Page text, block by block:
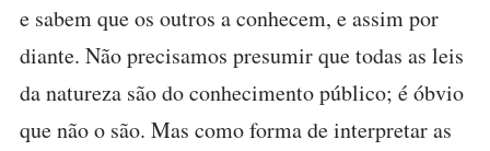
e sabem que os outros a conhecem, e assim por
diante. Não precisamos presumir que todas as leis
da natureza são do conhecimento público; é óbvio
que não o são. Mas como forma de interpretar as